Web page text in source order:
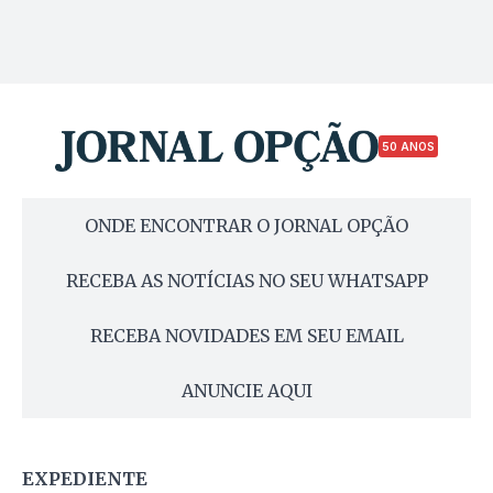
50 ANOS
ONDE ENCONTRAR O JORNAL OPÇÃO
RECEBA AS NOTÍCIAS NO SEU WHATSAPP
RECEBA NOVIDADES EM SEU EMAIL
ANUNCIE AQUI
EXPEDIENTE